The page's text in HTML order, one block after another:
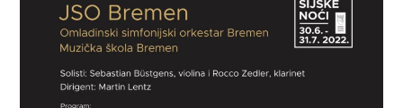
VIOLINA
–
RECITAL
28.